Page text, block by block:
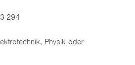
294
Physik oder